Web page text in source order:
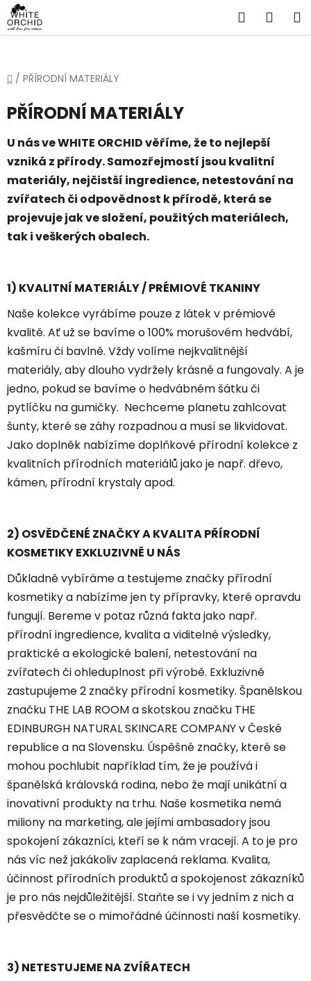
Přejít
na
obsah
Hledat
Domů
/ PŘÍRODNÍ MATERIÁLY
PŘÍRODNÍ MATERIÁLY
U nás ve WHITE ORCHID věříme, že to nejlepší
vzniká z přírody. Samozřejmostí jsou kvalitní
materiály, nejčistší ingredience, netestování na
zvířatech či odpovědnost k přírodě, která se
projevuje jak ve složení, použitých materiálech,
tak i veškerých obalech.
1) KVALITNÍ MATERIÁLY / PRÉMIOVÉ TKANINY
Naše kolekce vyrábíme pouze z látek v prémiové
kvalitě. Ať už se bavíme o 100% morušovém hedvábí,
kašmíru či bavlně. Vždy volíme nejkvalitnější
materiály, aby dlouho vydržely krásné a fungovaly. A je
jedno, pokud se bavíme o hedvábném šátku či
pytlíčku na gumičky. Nechceme planetu zahlcovat
šunty, které se záhy rozpadnou a musí se likvidovat.
Jako doplněk nabízíme doplňkové přírodní kolekce z
kvalitních přírodních materiálů jako je např. dřevo,
kámen, přírodní krystaly apod.
2) OSVĚDČENÉ ZNAČKY A KVALITA PŘÍRODNÍ
KOSMETIKY EXKLUZIVNĚ U NÁS
Důkladně vybíráme a testujeme značky přírodní
kosmetiky a nabízíme jen ty přípravky, které opravdu
fungují. Bereme v potaz různá fakta jako např.
přírodní ingredience, kvalita a viditelné výsledky,
praktické a ekologické balení, netestování na
zvířatech či ohleduplnost při výrobě. Exkluzivně
zastupujeme 2 značky přírodní kosmetiky. Španělskou
značku THE LAB ROOM a skotskou značku THE
EDINBURGH NATURAL SKINCARE COMPANY v České
republice a na Slovensku. Úspěšné značky, které se
mohou pochlubit například tím, že je používá i
španělská královská rodina, nebo že mají unikátní a
inovativní produkty na trhu. Naše kosmetika nemá
miliony na marketing, ale jejími ambasadory jsou
spokojení zákazníci, kteří se k nám vracejí. A to je pro
nás víc než jakákoliv zaplacená reklama. Kvalita,
účinnost přírodních produktů a spokojenost zákazníků
je pro nás nejdůležitější. Staňte se i vy jedním z nich a
přesvědčte se o mimořádné účinnosti naší kosmetiky.
3) NETESTUJEME NA ZVÍŘATECH